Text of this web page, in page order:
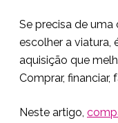
Se precisa de uma
escolher a viatura,
aquisição que
Comprar, financiar,
Neste artigo,